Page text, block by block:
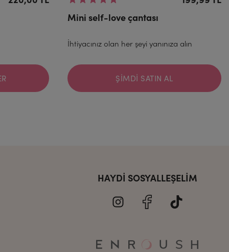
Mini self-love çantası
İhtiyacınız olan her şeyi yanınıza alın
ŞIMDI SATIN AL
HAYDI SOSYALLEŞELIM